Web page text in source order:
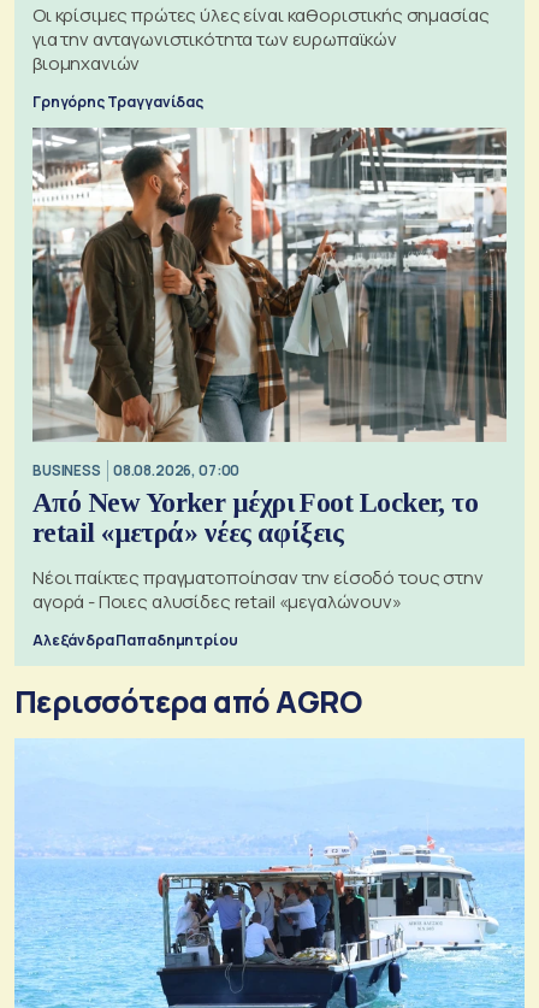
Οι κρίσιμες πρώτες ύλες είναι καθοριστικής σημασίας
για την ανταγωνιστικότητα των ευρωπαϊκών
βιομηχανιών
Γρηγόρης Τραγγανίδας
BUSINESS 08.08.2026, 07:00
Από New Yorker μέχρι Foot Locker, το
retail «μετρά» νέες αφίξεις
Νέοι παίκτες πραγματοποίησαν την είσοδό τους στην
αγορά - Ποιες αλυσίδες retail «μεγαλώνουν»
Αλεξάνδρα Παπαδημητρίου
Περισσότερα από AGRO